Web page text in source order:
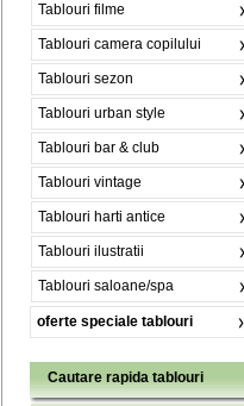
Tablouri filme
Tablouri camera copilului
Tablouri sezon
Tablouri urban style
Tablouri bar & club
Tablouri vintage
Tablouri harti antice
Tablouri ilustratii
Tablouri saloane/spa
oferte speciale tablouri
Cautare rapida tablouri